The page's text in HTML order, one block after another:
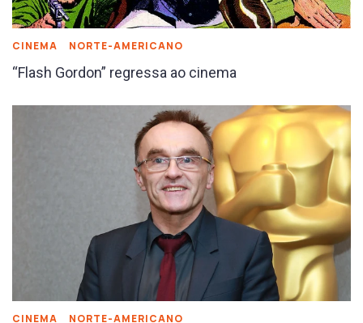
CINEMA NORTE-AMERICANO
“Flash Gordon” regressa ao cinema
CINEMA NORTE-AMERICANO